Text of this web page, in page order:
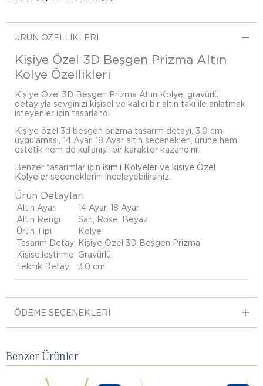
ÜRÜN ÖZELLIKLERI
Kişiye Özel 3D Beşgen Prizma Altın
Kolye Özellikleri
Kişiye Özel 3D Beşgen Prizma Altın Kolye, gravürlü
detayıyla sevginizi kişisel ve kalıcı bir altın takı ile anlatmak
isteyenler için tasarlandı.
Kişiye özel 3d beşgen prizma tasarım detayı, 3.0 cm
uygulaması, 14 Ayar, 18 Ayar altın seçenekleri, ürüne hem
estetik hem de kullanışlı bir karakter kazandırır.
Benzer tasarımlar için i̇simli Kolyeler ve kişiye Özel
Kolyeler seçeneklerini inceleyebilirsiniz.
Ürün Detayları
Altın Ayarı
14 Ayar, 18 Ayar
Altın Rengi
Sarı, Rose, Beyaz
Ürün Tipi
Kolye
Tasarım Detayı Kişiye Özel 3D Beşgen Prizma
Kişiselleştirme Gravürlü
Teknik Detay
3.0 cm
ÖDEME SEÇENEKLERI
Benzer Ürünler